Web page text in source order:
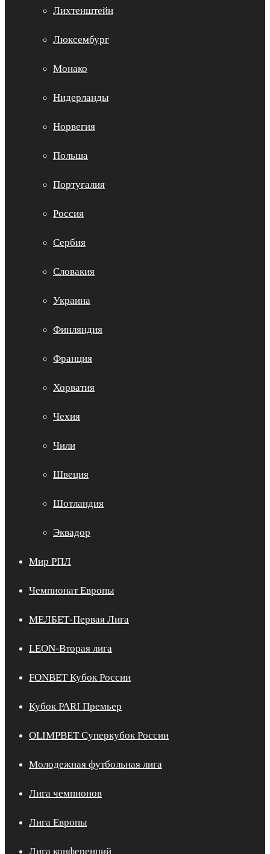
Лихтенштейн
Люксембург
Монако
Нидерланды
Норвегия
Польша
Португалия
Россия
Сербия
Словакия
Украина
Финляндия
Франция
Хорватия
Чехия
Чили
Швеция
Шотландия
Эквадор
Мир РПЛ
Чемпионат Европы
МЕЛБЕТ-Первая Лига
LEON-Вторая лига
FONBET Кубок России
Кубок PARI Премьер
OLIMPBET Суперкубок России
Молодежная футбольная лига
Лига чемпионов
Лига Европы
Лига конференций